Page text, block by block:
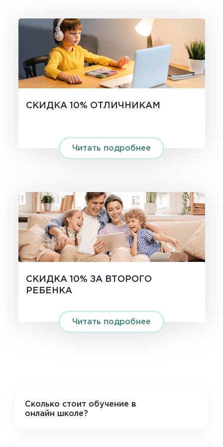
СКИДКА 10% ОТЛИЧНИКАМ
Читать подробнее
СКИДКА 10% ЗА ВТОРОГО
РЕБЕНКА
Читать подробнее
Сколько стоит обучение в
онлайн школе?